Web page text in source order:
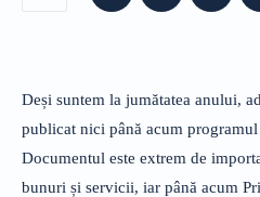
Deși suntem la jumătatea anului,
publicat nici până acum
Documentul este extrem de
bunuri și servicii, iar până acum